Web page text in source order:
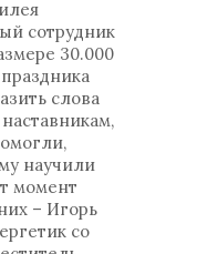
сотрудник
30.000
слова
научили
момент
– Игорь
со